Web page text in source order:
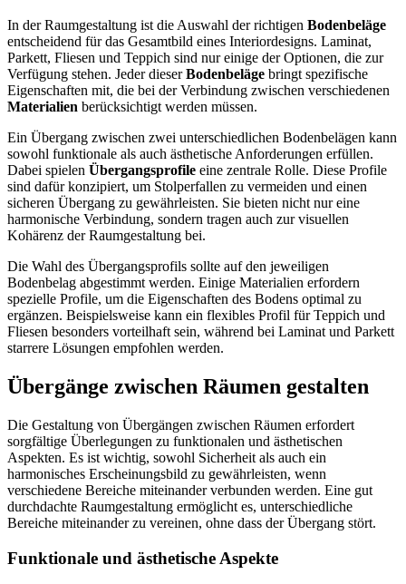
In der Raumgestaltung ist die Auswahl der richtigen Bodenbeläge
entscheidend für das Gesamtbild eines Interiordesigns. Laminat,
Parkett, Fliesen und Teppich sind nur einige der Optionen, die zur
Verfügung stehen. Jeder dieserBodenbeläge bringt spezifische
Eigenschaften mit, die bei der Verbindung zwischen verschiedenen
Materialien berücksichtigt werden müssen.
Ein Übergang zwischen zwei unterschiedlichen Bodenbelägen kann
sowohl funktionale als auch ästhetische Anforderungen erfüllen.
Dabei spielen Übergangsprofile eine zentrale Rolle. Diese Profile
sind dafür konzipiert, um Stolperfallen zu vermeiden und einen
sicheren Übergang zu gewährleisten. Sie bieten nicht nur eine
harmonische Verbindung, sondern tragen auch zur visuellen
Kohärenz der Raumgestaltung bei.
Die Wahl des Übergangsprofils sollte auf den jeweiligen
Bodenbelag abgestimmt werden. Einige Materialien erfordern
spezielle Profile, um die Eigenschaften des Bodens optimal zu
ergänzen. Beispielsweise kann ein flexibles Profil für Teppich und
Fliesen besonders vorteilhaft sein, während bei Laminat und Parkett
starrere Lösungen empfohlen werden.
Übergänge zwischen Räumen gestalten
Die Gestaltung von Übergängen zwischen Räumen erfordert
sorgfältige Überlegungen zu funktionalen und ästhetischen
Aspekten. Es ist wichtig, sowohl Sicherheit als auch ein
harmonisches Erscheinungsbild zu gewährleisten, wenn
verschiedene Bereiche miteinander verbunden werden. Eine gut
durchdachte Raumgestaltung ermöglicht es, unterschiedliche
Bereiche miteinander zu vereinen, ohne dass der Übergang stört.
Funktionale und ästhetische Aspekte